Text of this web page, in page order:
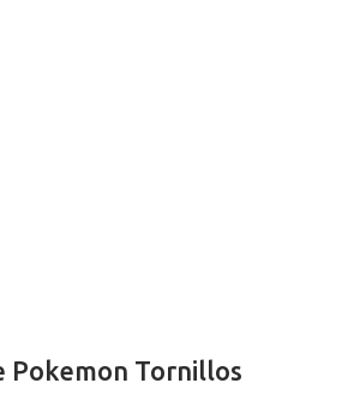
Pokemon Tornillos